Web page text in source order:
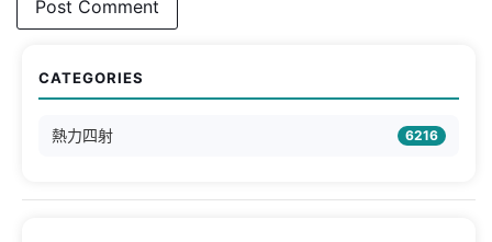
CATEGORIES
熱力四射 6216